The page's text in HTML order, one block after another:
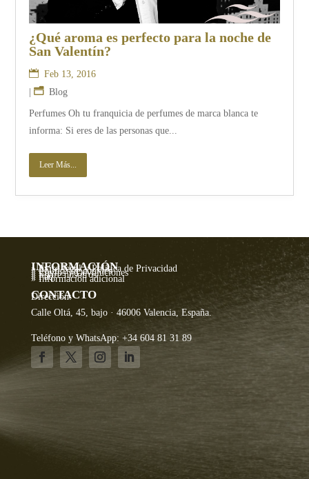
¿Qué aroma es perfecto para la noche de
San Valentín?
Feb 13, 2016
|
Blog
Perfumes Oh tu franquicia de perfumes de marca blanca te
informa: Si eres de las personas que...
Leer Más...
INFORMACIÓN
» Aviso legal y Política de Privacidad
» Política de cookies
» Envíos y Devoluciones
» Sobre nosotros
» Faq
» Información adicional
CONTACTO
Dirección:
Calle Oltá, 45, bajo · 46006 Valencia, España.
Teléfono y WhatsApp: +34 604 81 31 89